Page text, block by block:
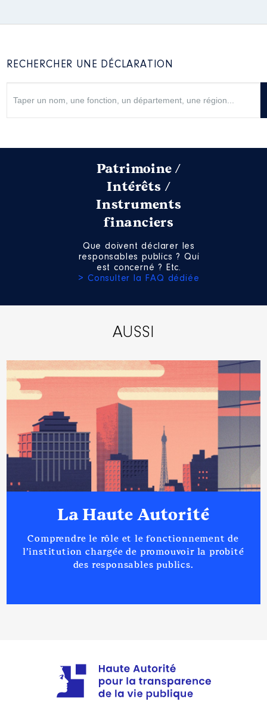
RECHERCHER UNE DÉCLARATION
Patrimoine /
Intérêts /
Instruments
financiers
Que doivent déclarer les
responsables publics ? Qui
est concerné ? Etc.
> Consulter la FAQ dédiée
AUSSI
La Haute Autorité
Comprendre le rôle et le fonctionnement de
l’institution chargée de promouvoir la probité
des responsables publics.